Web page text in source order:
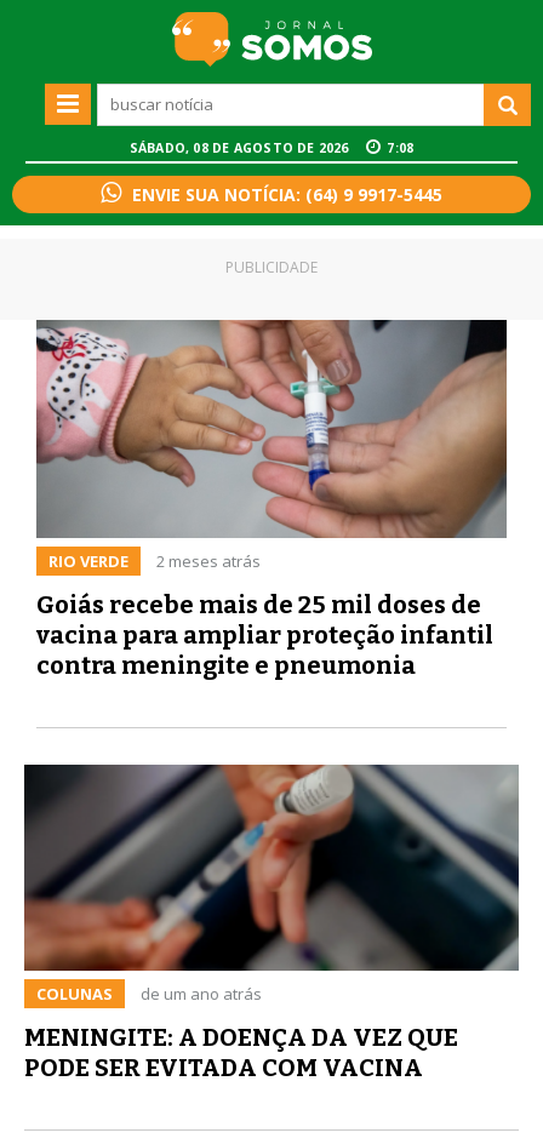
SÁBADO, 08 DE AGOSTO DE 2026 7:08
ENVIE SUA NOTÍCIA: (64) 9 9917-5445
RIO VERDE 2 meses atrás
Goiás recebe mais de 25 mil doses de
vacina para ampliar proteção infantil
contra meningite e pneumonia
PUBLICIDADE
COLUNAS de um ano atrás
MENINGITE: A DOENÇA DA VEZ QUE
PODE SER EVITADA COM VACINA